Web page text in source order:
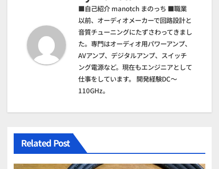
シ
ョ
ン
■自己紹介 manotch まのっち ■職業
以前、オーディオメーカーで回路設計と
音質チューニングにたずさわってきまし
た。専門はオーディオ用パワーアンプ、
AVアンプ、デジタルアンプ、スイッチ
ング電源など。現在もエンジニアとして
仕事をしています。 開発経験DC～
110GHz。
Related Post